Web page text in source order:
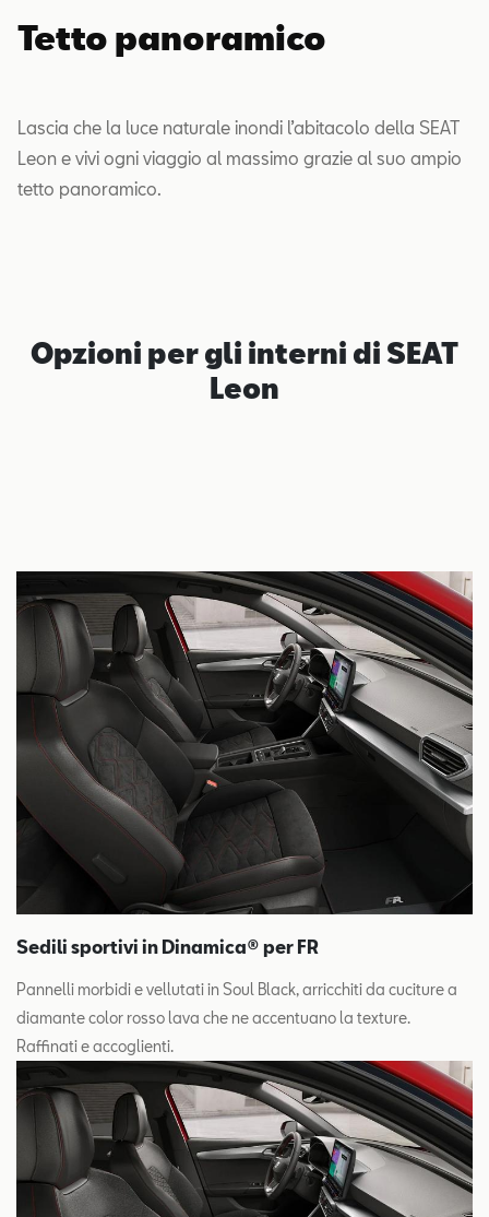
Tetto panoramico
Lascia che la luce naturale inondi l’abitacolo della SEAT
Leon e vivi ogni viaggio al massimo grazie al suo ampio
tetto panoramico.
Opzioni per gli interni di SEAT
Leon
Sedili sportivi in Dinamica® per FR
Pannelli morbidi e vellutati in Soul Black, arricchiti da cuciture a
diamante color rosso lava che ne accentuano la texture.
Raffinati e accoglienti.